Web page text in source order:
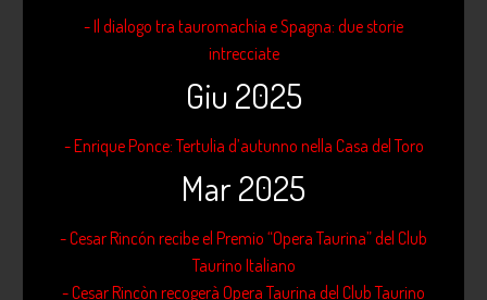
- Il dialogo tra tauromachia e Spagna: due storie
intrecciate
Giu 2025
- Enrique Ponce: Tertulia d’autunno nella Casa del Toro
Mar 2025
- Cesar Rincón recibe el Premio “Opera Taurina” del Club
Taurino Italiano
- Cesar Rincòn recogerà Opera Taurina del Club Taurino